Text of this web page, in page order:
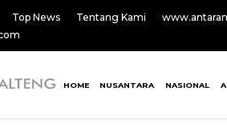
Top News Tentang Kami
HOME NUSANTARA NASIONAL